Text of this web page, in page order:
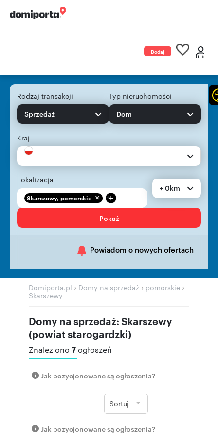
Dodaj
Rodzaj transakcji
Sprzedaż
Typ nieruchomości
Dom
Kraj
Lokalizacja
Skarszewy, pomorskie +
+ 0km
Pokaż
Powiadom o nowych ofertach
Domiporta.pl › Domy na sprzedaż › pomorskie ›
Skarszewy
Domy na sprzedaż: Skarszewy
(powiat starogardzki)
Znaleziono 7ogłoszeń
Jak pozycjonowane są ogłoszenia?
Sortuj
Jak pozycjonowane są ogłoszenia?